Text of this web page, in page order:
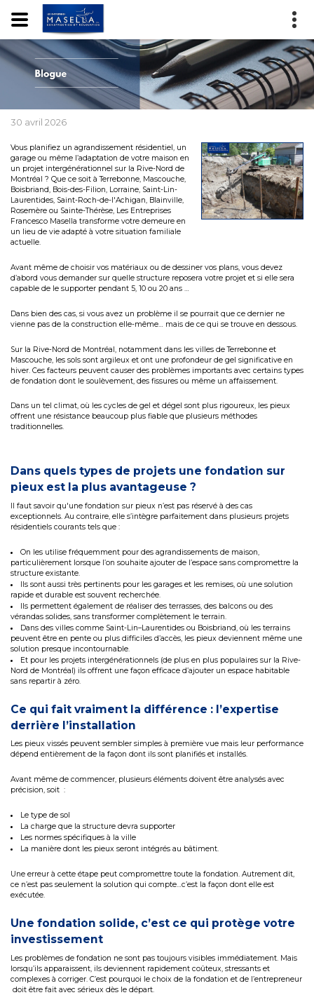
30 avril 2026
Vous planifiez un agrandissement résidentiel, un
garage ou même l’adaptation de votre maison en
un projet intergénérationnel sur la Rive-Nord de
Montréal ? Que ce soit à Terrebonne, Mascouche,
Boisbriand, Bois-des-Filion, Lorraine, Saint-Lin-
Laurentides, Saint-Roch-de-l'Achigan, Blainville,
Rosemère ou Sainte-Thérèse, Les Entreprises
Francesco Masella transforme votre demeure en
un lieu de vie adapté à votre situation familiale
actuelle.
Avant même de choisir vos matériaux ou de dessiner vos plans, vous devez
d’abord vous demander sur quelle structure reposera votre projet et si elle sera
capable de le supporter pendant 5, 10 ou 20 ans …
Dans bien des cas, si vous avez un problème il se pourrait que ce dernier ne
vienne pas de la construction elle-même… mais de ce qui se trouve en dessous.
Sur la Rive-Nord de Montréal, notamment dans les villes de Terrebonne et
Mascouche, les sols sont argileux et ont une profondeur de gel significative en
hiver. Ces facteurs peuvent causer des problèmes importants avec certains types
de fondation dont le soulèvement, des fissures ou même un affaissement.
Dans un tel climat, où les cycles de gel et dégel sont plus rigoureux, les pieux
offrent une résistance beaucoup plus fiable que plusieurs méthodes
traditionnelles.
Dans quels types de projets une fondation sur
pieux est la plus avantageuse ?
Il faut savoir qu'une fondation sur pieux n’est pas réservé à des cas
exceptionnels. Au contraire, elle s’intègre parfaitement dans plusieurs projets
résidentiels courants tels que :
On les utilise fréquemment pour des agrandissements de maison,
particulièrement lorsque l’on souhaite ajouter de l’espace sans compromettre la
structure existante.
Ils sont aussi très pertinents pour les garages et les remises, où une solution
rapide et durable est souvent recherchée.
Ils permettent également de réaliser des terrasses, des balcons ou des
vérandas solides, sans transformer complètement le terrain.
Dans des villes comme Saint-Lin–Laurentides ou Boisbriand, où les terrains
peuvent être en pente ou plus difficiles d’accès, les pieux deviennent même une
solution presque incontournable.
Et pour les projets intergénérationnels (de plus en plus populaires sur la Rive-
Nord de Montréal) ils offrent une façon efficace d’ajouter un espace habitable
sans repartir à zéro.
Ce qui fait vraiment la différence : l’expertise
derrière l’installation
Les pieux vissés peuvent sembler simples à première vue mais leur performance
dépend entièrement de la façon dont ils sont planifiés et installés.
Avant même de commencer, plusieurs éléments doivent être analysés avec
précision, soit :
Le type de sol
La charge que la structure devra supporter
Les normes spécifiques à la ville
La manière dont les pieux seront intégrés au bâtiment.
Une erreur à cette étape peut compromettre toute la fondation. Autrement dit,
ce n’est pas seulement la solution qui compte…c’est la façon dont elle est
exécutée.
Une fondation solide, c’est ce qui protège votre
investissement
Les problèmes de fondation ne sont pas toujours visibles immédiatement. Mais
lorsqu’ils apparaissent, ils deviennent rapidement coûteux, stressants et
complexes à corriger. C’est pourquoi le choix de la fondation et de l’entrepreneur
doit être fait avec sérieux dès le départ.